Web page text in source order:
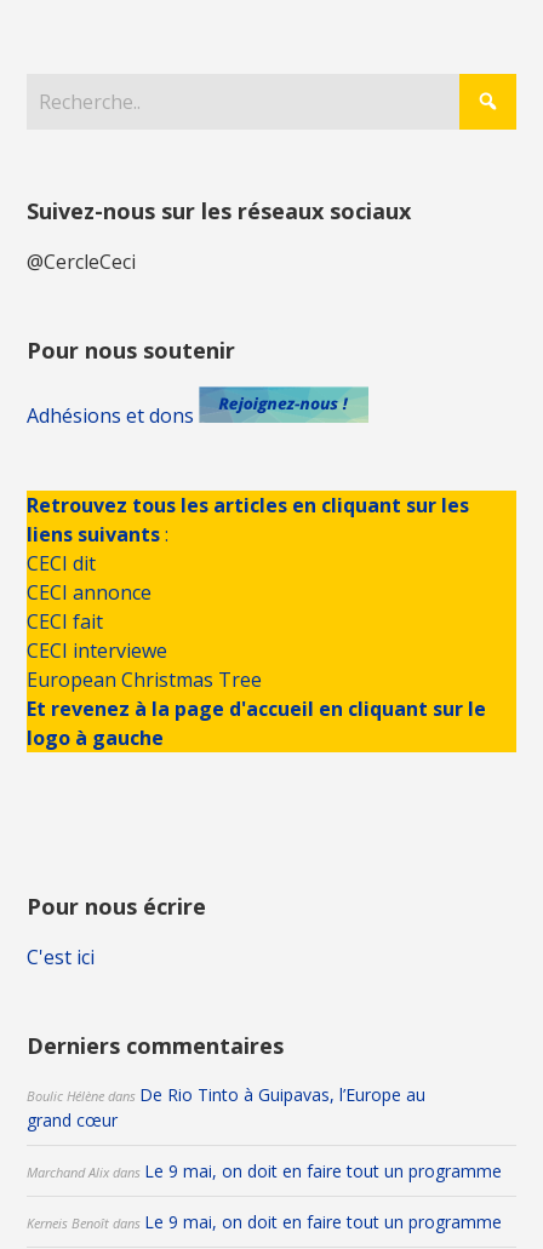
Suivez-nous sur les réseaux sociaux
@CercleCeci
Pour nous soutenir
Adhésions et dons
Retrouvez tous les articles en cliquant sur les
liens suivants:
CECI dit
CECI annonce
CECI fait
CECI interviewe
European Christmas Tree
Et revenez à la page d'accueil en cliquant sur le
logo à gauche
Pour nous écrire
C'est ici
Derniers commentaires
Boulic Hélène dans De Rio Tinto à Guipavas, l’Europe au
grand cœur
Marchand Alix dans Le 9 mai, on doit en faire tout un programme
Kerneis Benoît dans Le 9 mai, on doit en faire tout un programme